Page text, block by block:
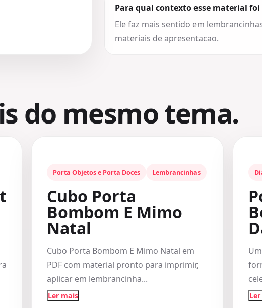
Para qual contexto esse material foi
Ele faz mais sentido em
materiais de apresentacao.
do mesmo tema.
Porta Objetos e Porta Doces Lembrancinhas
Cubo Porta
Bombom E Mimo
Natal
Cubo Porta Bombom E Mimo Natal em
PDF com material pronto para imprimir,
aplicar em lembrancinha...
Ler mais